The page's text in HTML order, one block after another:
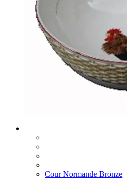
Cour Normande Bronze